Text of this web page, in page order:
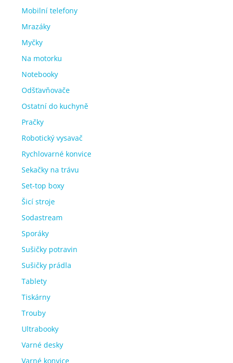
Mobilní telefony
Mrazáky
Myčky
Na motorku
Notebooky
Odšťavňovače
Ostatní do kuchyně
Pračky
Robotický vysavač
Rychlovarné konvice
Sekačky na trávu
Set-top boxy
Šicí stroje
Sodastream
Sporáky
Sušičky potravin
Sušičky prádla
Tablety
Tiskárny
Trouby
Ultrabooky
Varné desky
Varné konvice